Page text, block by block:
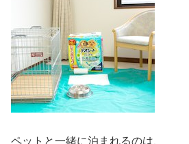
ペットと一緒に泊まれるのは、